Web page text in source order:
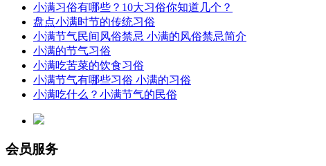
小满习俗有哪些？10大习俗你知道几个？
盘点小满时节的传统习俗
小满节气民间风俗禁忌 小满的风俗禁忌简介
小满的节气习俗
小满吃苦菜的饮食习俗
小满节气有哪些习俗 小满的习俗
小满吃什么？小满节气的民俗
会员服务